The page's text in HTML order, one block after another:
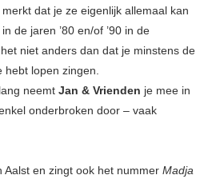
dat je ze eigenlijk allemaal kan
de jaren ’80 en/of ’90 in de
niet anders dan dat je minstens de
hebt lopen zingen.
neemt Jan & Vrienden je mee in
onderbroken door – vaak
Aalst en zingt ook het nummer Madja